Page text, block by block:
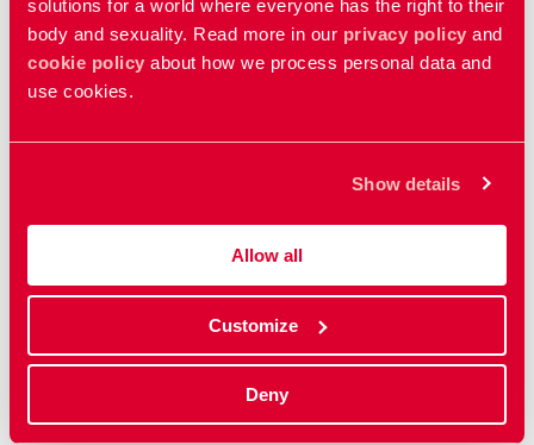
solutions for a world where everyone has the right to their
body and sexuality. Read more in our privacy policy and
cookie policy about how we process personal data and
use cookies.
Show details
Allow all
Customize
Deny
För mer information
Anette Otterström
Head of Brand & Communication Nordic, RFSU AB
Publicerad: 10 apr 2024